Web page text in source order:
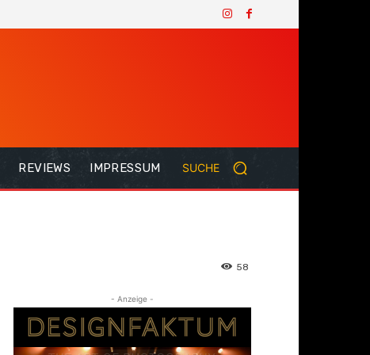
REVIEWS IMPRESSUM SUCHE
58
- Anzeige -